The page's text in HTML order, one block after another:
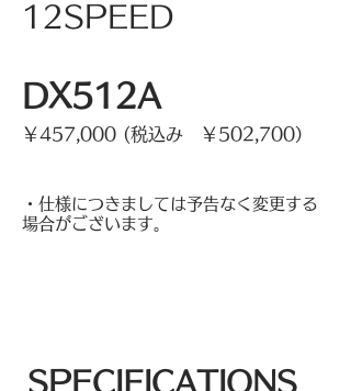
12SPEED
DX512A
￥457 ,000 (税込み ￥502,700）
・仕様につきましては予告なく変更する
場合がございます。
SPECIFICATIONS